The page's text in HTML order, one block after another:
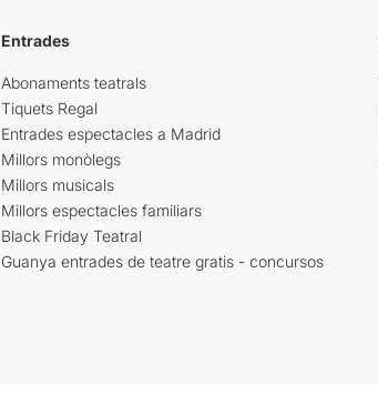
Entrades
Abonaments teatrals
Tiquets Regal
Entrades espectacles a Madrid
Millors monòlegs
Millors musicals
Millors espectacles familiars
Black Friday Teatral
Guanya entrades de teatre gratis - concursos